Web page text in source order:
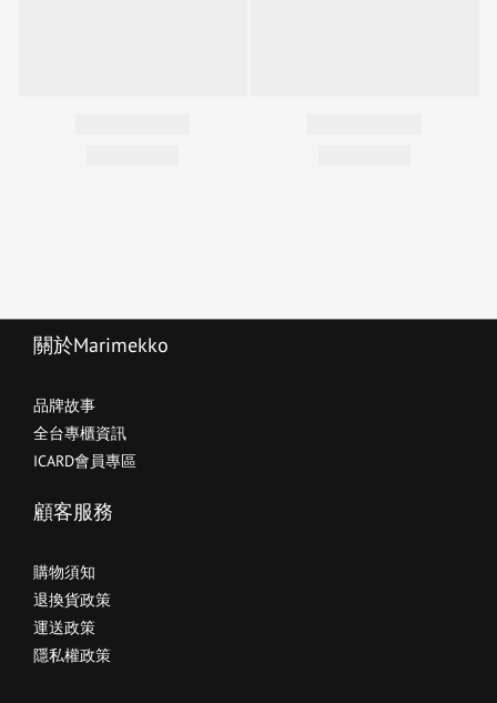
關於Marimekko
品牌故事
全台專櫃資訊
ICARD會員專區
顧客服務
購物須知
退換貨政策
運送政策
隱私權政策